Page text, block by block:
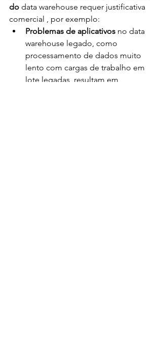
do data warehouse requer justificativa
comercial , por exemplo:
Problemas de aplicativos no data
warehouse legado, como
processamento de dados muito
lento com cargas de trabalho em
lote legadas, resultam em